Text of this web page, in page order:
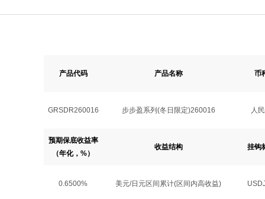
产品代码 产品名称 币
GRSDR260016 步步盈系列(冬日限定)260016 人
预期保底收益率
（年化，%）
收益结构 挂钩
0.6500% 美元/日元区间累计(区间内高收益)